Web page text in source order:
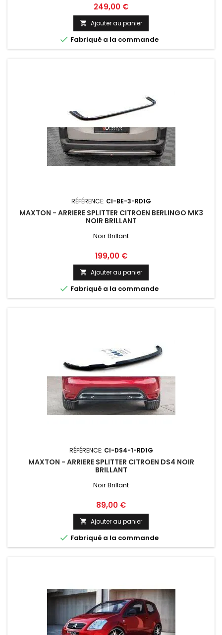
Prix
249,00 €
 Ajouter au panier
 Fabriqué a la commande
RÉFÉRENCE: CI-BE-3-RD1G
MAXTON - ARRIERE SPLITTER CITROEN BERLINGO MK3
NOIR BRILLANT
Noir Brillant
Prix
199,00 €
 Ajouter au panier
 Fabriqué a la commande
RÉFÉRENCE: CI-DS4-1-RD1G
MAXTON - ARRIERE SPLITTER CITROEN DS4 NOIR
BRILLANT
Noir Brillant
Prix
89,00 €
 Ajouter au panier
 Fabriqué a la commande